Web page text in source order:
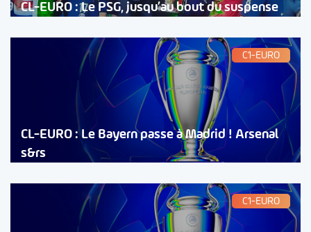
CL-EURO : Le PSG, jusqu’au bout du suspense
C1-EURO
CL-EURO : Le Bayern passe à Madrid ! Arsenal
s&rs
C1-EURO